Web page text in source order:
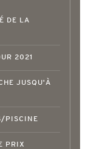
DE LA
2021
JUSQU'À
PISCINE
PRIX